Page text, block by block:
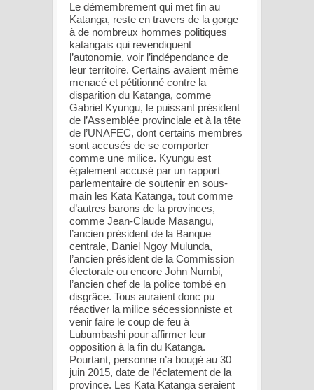
Le démembrement qui met fin au
Katanga, reste en travers de la gorge
à de nombreux hommes politiques
katangais qui revendiquent
l’autonomie, voir l’indépendance de
leur territoire. Certains avaient même
menacé et pétitionné contre la
disparition du Katanga, comme
Gabriel Kyungu, le puissant président
de l’Assemblée provinciale et à la tête
de l’UNAFEC, dont certains membres
sont accusés de se comporter
comme une milice. Kyungu est
également accusé par un rapport
parlementaire de soutenir en sous-
main les Kata Katanga, tout comme
d’autres barons de la provinces,
comme Jean-Claude Masangu,
l’ancien président de la Banque
centrale, Daniel Ngoy Mulunda,
l’ancien président de la Commission
électorale ou encore John Numbi,
l’ancien chef de la police tombé en
disgrâce. Tous auraient donc pu
réactiver la milice sécessionniste et
venir faire le coup de feu à
Lubumbashi pour affirmer leur
opposition à la fin du Katanga.
Pourtant, personne n’a bougé au 30
juin 2015, date de l’éclatement de la
province. Les Kata Katanga seraient